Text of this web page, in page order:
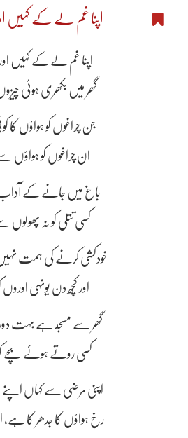
اپنا غم لے کے کہیں
اپنا غم لے کے کہیں اور
گھر میں بکھری ہوئی
جن چراغوں کو ہواؤں کا
ان چراغوں کو ہواؤں
باغ میں جانے کے آداب
کسی تتلی کو نہ پھولوں
خودکشی کرنے کی ہمت
اور کچھ دن یونہی اوروں
گھر سے مسجد ہے بہت دور،
کسی روتے ہوئے بچے کو
اپنی مرضی سے کہاں
رخ ہواؤں کا جدھر کا ہے،